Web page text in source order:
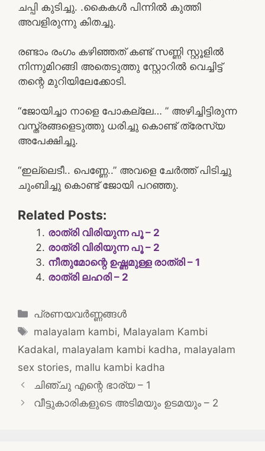
ചപ്പി കുടിച്ചു. .കൈകൾ പിന്നിൽ കുത്തി
അവളിരുന്നു കിതച്ചു.
രണ്ടാം രംഗം കഴിഞ്ഞത് കണ്ട് സണ്ണി സ്റ്റൂളിൽ
നിന്നുമിറങ്ങി അതെടുത്തു സ്റ്റോറിൽ വെച്ചിട്ട്
തന്റെ മുറിയിലേക്കോടി.
“ജോയിച്ചാ നാളെ പോകല്ലേ… ” അഴിച്ചിട്ടിരുന്ന
വസ്ത്രങ്ങളെടുത്തു ധരിച്ചു കൊണ്ട് ത്രേസ്യ
അപേക്ഷിച്ചു.
“ഇല്ലെടീ.. പെണ്ണേ..” അവളെ ചേർത്ത് പിടിച്ചു
ചുംബിച്ചു കൊണ്ട് ജോയി പറഞ്ഞു.
Related Posts:
രാത്രി വിരിയുന്ന പൂ – 2
രാത്രി വിരിയുന്ന പൂ – 2
നീതുമോന്റെ ഉഷ്ണമുള്ള രാത്രി – 1
രാത്രി ലഹരി – 2
Categories
പ്രണയവർണ്ണങ്ങൾ
Tags
malayalam kambi, Malayalam Kambi
Kadakal, malayalam kambi kadha, malayalam
sex stories, mallu kambi kadha
Post
navigation
ചിഞ്ചു എന്റെ ഭാര്യ – 1
വീട്ടുകാരികളുടെ അടിമയും ഉടമയും – 2